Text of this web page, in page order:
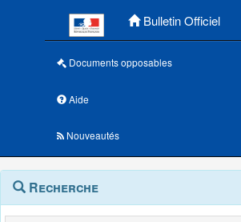
Bulletin Officiel
Documents opposables
Aide
Nouveautés
Navigation
outils
Menu
contextuel
Recherche